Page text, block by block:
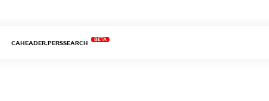
CAHEADER.PERSSEARCH
BETA